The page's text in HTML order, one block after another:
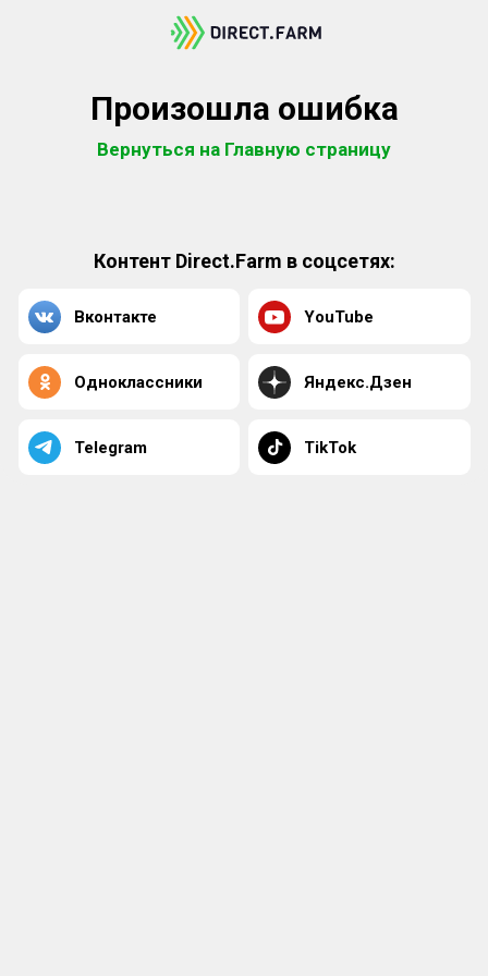
Произошла ошибка
Вернуться на Главную страницу
Контент Direct.Farm в соцсетях:
Вконтакте YouTube
Одноклассники Яндекс.Дзен
Telegram TikTok